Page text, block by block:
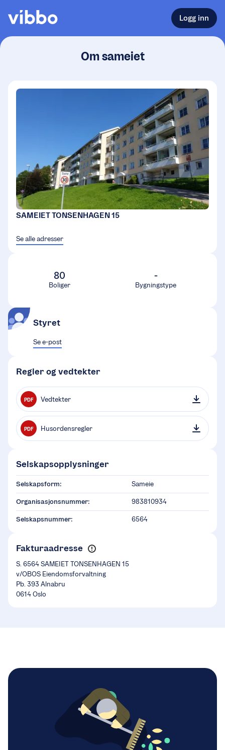
Logg inn
Om sameiet
SAMEIET TONSENHAGEN 15
Se alle adresser
80
Boliger
-
Bygningstype
Styret
Se e-post
Regler og vedtekter
PDF Vedtekter
PDF Husordensregler
Selskapsopplysninger
Selskapsform: Sameie
Organisasjonsnummer: 983810934
Selskapsnummer: 6564
Fakturaadresse
S. 6564 SAMEIET TONSENHAGEN 15
v/OBOS Eiendomsforvaltning
Pb. 393 Alnabru
0614 Oslo